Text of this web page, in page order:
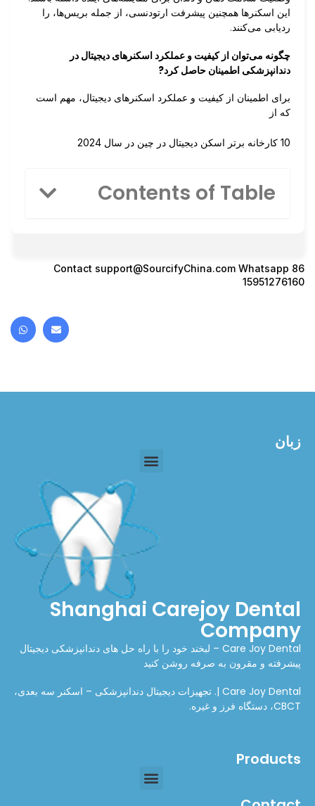
این اسکنرها همچنین پیشرفت ارتودنسی، از جمله بریس‌ها، را
ردیابی می‌کنند.
چگونه می‌توان از کیفیت و عملکرد اسکنرهای دیجیتال در
دندانپزشکی اطمینان حاصل کرد?
برای اطمینان از کیفیت و عملکرد اسکنرهای دیجیتال، مهم است
که از
10 کارخانه برتر اسکن دیجیتال در چین در سال 2024
Contents of Table
Contact support@SourcifyChina.com Whatsapp 86
15951276160
زبان
Shanghai Carejoy Dental
Company
Care Joy Dental – لبخند خود را با راه حل های دندانپزشکی دیجیتال
پیشرفته و مقرون به صرفه روشن کنید
Care Joy Dental |. تجهیزات دیجیتال دندانپزشکی – اسکنر سه بعدی،
CBCT، دستگاه فرز و غیره.
Products